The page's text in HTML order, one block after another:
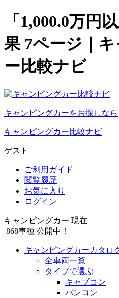
「1,000.0万円
果 7ページ｜
ー比較ナビ
キャンピングカーをお探しなら
キャンピングカー比較ナビ
ゲスト
ご利用ガイド
閲覧履歴
お気に入り
ログイン
キャンピングカー 現在
868車種 公開中！
キャンピングカーカタロ
全車両一覧
タイプで選ぶ
キャブコン
バンコン